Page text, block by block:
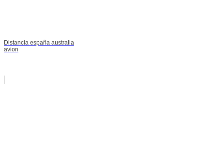
Distancia españa australia
avion